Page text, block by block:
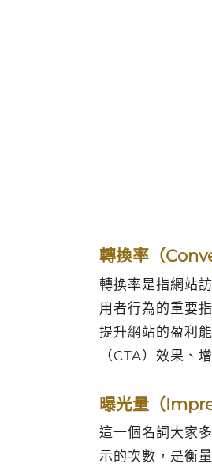
轉換率（
轉換率是指網站
用者行為的重要
提升網站的盈利
（CTA）效果、
曝光量（
這一個名詞大家
示的次數，是衡